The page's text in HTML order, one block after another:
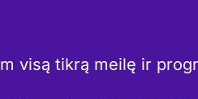
visą tikrą meilę ir